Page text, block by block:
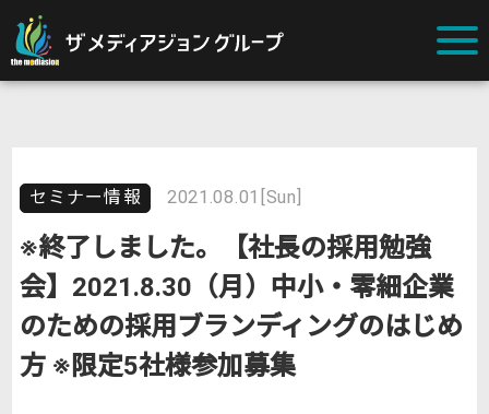
セミナー情報 2021.08.01[Sun]
※終了しました。【社長の採用勉強
会】2021.8.30（月）中小・零細企業
のための採用ブランディングのはじめ
方 ※限定5社様参加募集